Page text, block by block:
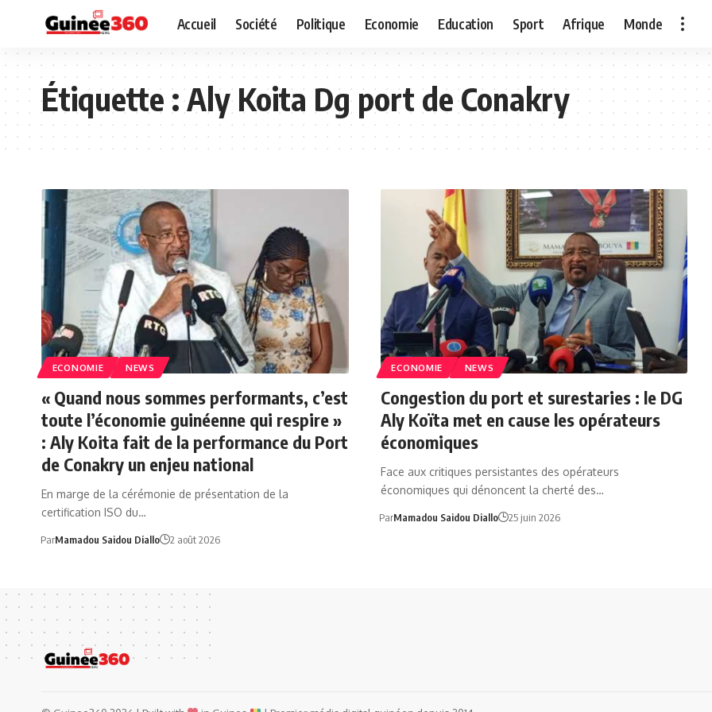
Accueil Société Politique Economie Education Sport Afrique Monde
Étiquette :Aly Koita Dg port de Conakry
ECONOMIE NEWS
« Quand nous sommes performants, c’est
toute l’économie guinéenne qui respire »
: Aly Koita fait de la performance du Port
de Conakry un enjeu national
En marge de la cérémonie de présentation de la
certification ISO du…
ParMamadou Saidou Diallo 2 août 2026
ECONOMIE NEWS
Congestion du port et surestaries : le DG
Aly Koïta met en cause les opérateurs
économiques
Face aux critiques persistantes des opérateurs
économiques qui dénoncent la cherté des…
ParMamadou Saidou Diallo 25 juin 2026